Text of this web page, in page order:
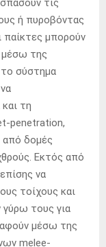
ή πυροβόντας
παίκτες μπορούν
μέσω της
σύστημα
τη
penetration,
από δομές
Εκτός από
να
τοίχους και
τους για
μέσω της
melee-